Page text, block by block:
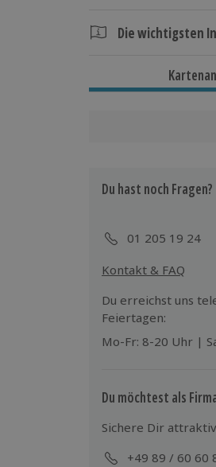
Die wichtigsten
Ca. 2
Ganzjährig zu
Teilnehmer
Du hast noch Fragen?
01 205 19 24
Kontakt & FAQ
Du erreichst uns
Feiertagen:
Mo-Fr: 8-20 Uhr |
Du möchtest als
Sichere Dir
+49 89 / 60 60